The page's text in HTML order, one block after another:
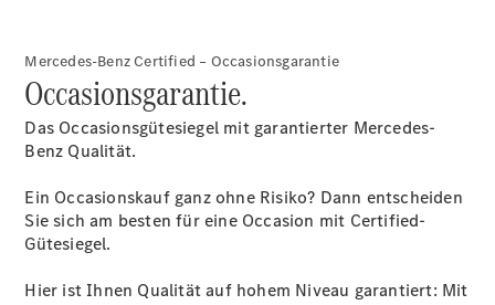
Übersicht
Service &
Garantie
Rückrufe
Accessories
Mercedes-Benz Certified – Occasionsgarantie
Occasionsgarantie.
Das Occasionsgütesiegel mit garantierter Mercedes-
Benz Qualität.
Ein Occasionskauf ganz ohne Risiko? Dann entscheiden
Sie sich am besten für eine Occasion mit Certified-
Gütesiegel.
Hier ist Ihnen Qualität auf hohem Niveau garantiert: Mit